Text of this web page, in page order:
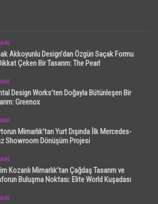
Akkoyunlu Design’dan Özgün Saçak Formu
Çeken Bir Tasarım: The Pearl
Design Works’ten Doğayla Bütünleşen Bir
Greenox
Mimarlık’tan Yurt Dışında İlk Mercedes-
Showroom Dönüşüm Projesi
Kozanlı Mimarlık’tan Çağdaş Tasarım ve
Buluşma Noktası: Elite World Kuşadası